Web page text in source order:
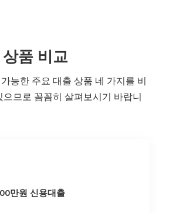
품 비교
능한 주요 대출 상품 네 가지를 비
므로 꼼꼼히 살펴보시기 바랍니
만원 신용대출